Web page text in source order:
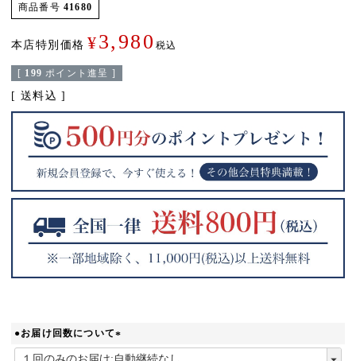
商品番号 41680
本店特別価格 ¥3,980 税込
[ 199 ポイント進呈 ]
送料込
●お届け回数について
(